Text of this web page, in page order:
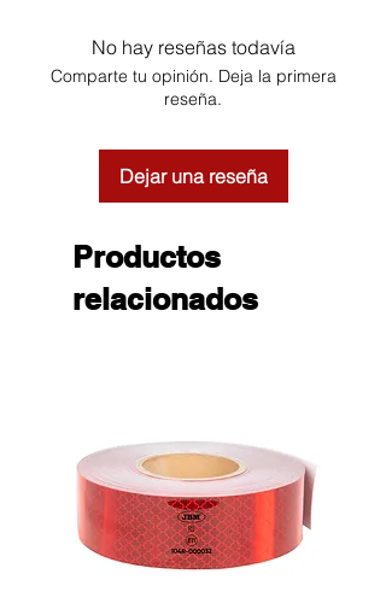
No hay reseñas todavía
Comparte tu opinión. Deja la primera
reseña.
Dejar una reseña
Productos
relacionados